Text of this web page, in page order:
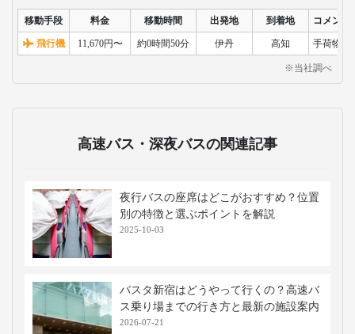
移動手段 料金 移動時間 出発地 到着地 コメント
飛行機 11,670円〜 約0時間50分 伊丹 高知 手荷物検
※当社調べ
高速バス・深夜バスの関連記事
夜行バスの座席はどこがおすすめ？位置
別の特徴と選ぶポイントを解説
2025-10-03
バスタ新宿はどうやって行くの？高速バ
ス乗り場までの行き方と最新の施設案内
2026-07-21